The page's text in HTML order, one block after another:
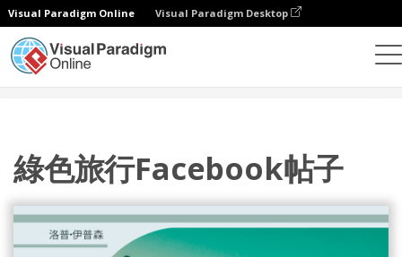
Visual Paradigm Online Visual Paradigm Desktop
綠色旅行Facebook帖子